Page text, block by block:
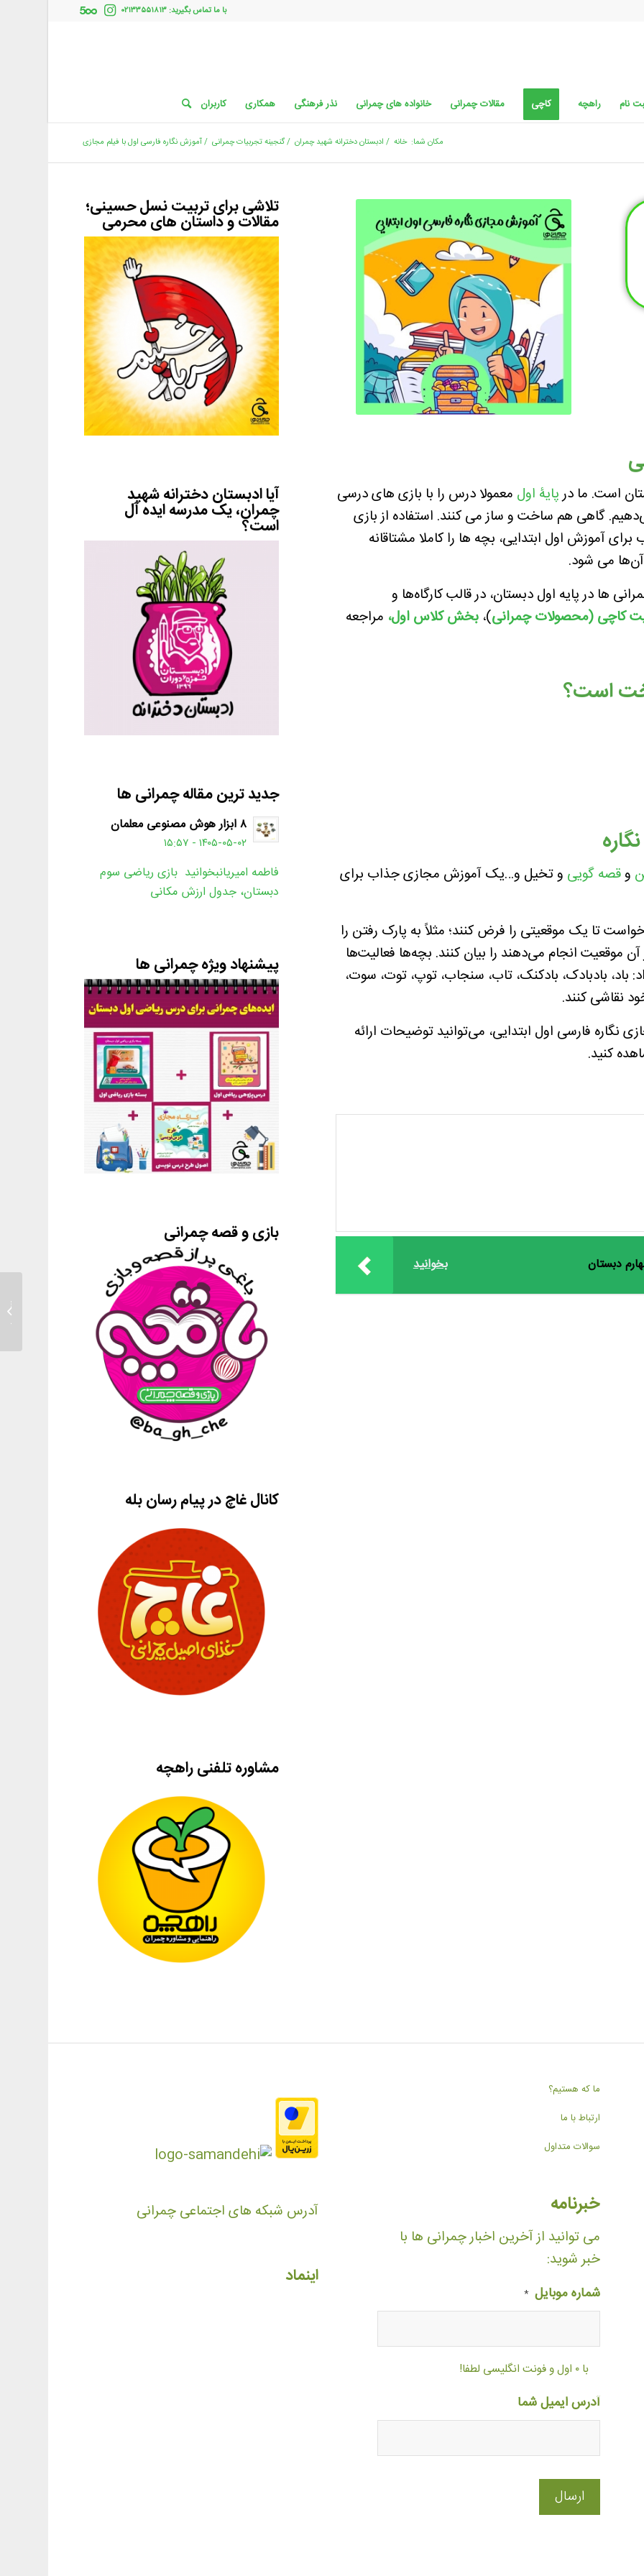
با ما تماس بگیرید: ۰۲۱۳۳۵۵۱۸۱۳
نام راهچه کاچی مقالات چمرانی خانواده های چمرانی نذر فرهنگی همکاری کاربران
مکان شما: خانه / ادبستان دخترانه شهید چمران /گنجینه تجربیات چمرانی /آموزش نگاره فارسی اول با فیلم مجازی
است. ما درپایۀ اول معمولا درس را با بازی های درسی
گاهی هم ساخت و ساز می کنند. استفاده از بازی
آموزش اول ابتدایی، بچه ها را کاملا مشتاقانه
می شود.
ها در پایه اول دبستان، در قالب کارگاه‌ها و
کاچی (محصولات چمرانی)، بخش کلاس اول، مراجعه
است؟
وقصه گویی و تخیل و…یک آموزش مجازی جذاب برای
تا یک موقعیتی را فرض کنند؛ مثلاً به پارک رفتن را
موقعیت انجام می‌دهند را بیان کنند. بچه‌ها فعالیت‌ها
باد، بادبادک، بادکنک، تاب، سنجاب، توپ، توت، سوت،
نقاشی کنند.
نگاره فارسی اول ابتدایی، می‌توانید توضیحات ارائه
کنید.
بخوانید دبستان
تلاشی برای تربیت نسل حسینی؛
مقالات و داستان های محرمی
آیا ادبستان دخترانه شهید
چمران، یک مدرسه ایده آل
است؟
جدید ترین مقاله چمرانی ها
۸ ابزار هوش مصنوعی معلمان
۱۴۰۵-۰۵-۰۲ - ۱۵:۵۷
فاطمه امیریانبخوانید بازی ریاضی سوم
دبستان، جدول ارزش مکانی
پیشنهاد ویژه چمرانی ها
بازی و قصه چمرانی
کانال غاچ در پیام رسان بله
مشاوره تلفنی راهچه
ما که هستیم؟
ارتباط با ما
سوالات متداول
خبرنامه
می توانید از آخرین اخبار چمرانی ها با
خبر شوید:
شماره موبایل *
با ۰ اول و فونت انگلیسی لطفا!
آدرس ایمیل شما
آدرس شبکه های اجتماعی چمرانی
اینماد